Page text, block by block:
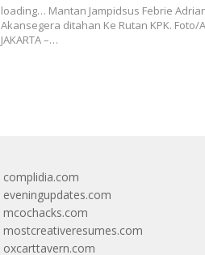
loading… Mantan Jampidsus Febrie
Akansegera ditahan Ke Rutan KPK. Foto/
JAKARTA –…
complidia.com
eveningupdates.com
mcochacks.com
mostcreativeresumes.com
oxcarttavern.com